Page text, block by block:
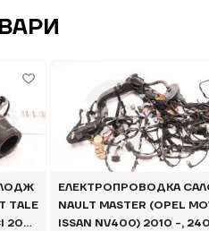
TALE
202
ЕЛЕКТРОПРОВОДКА
NAULT MASTER (OPEL
ISSAN NV400) 2010 -,